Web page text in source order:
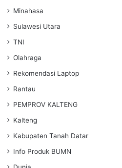
Minahasa
Sulawesi Utara
TNI
Olahraga
Rekomendasi Laptop
Rantau
PEMPROV KALTENG
Kalteng
Kabupaten Tanah Datar
Info Produk BUMN